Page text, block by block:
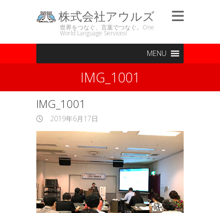
株式会社アウルズ
世界をつなぐ、言葉でつなぐ。One
World Language Services!
MENU
IMG_1001
IMG_1001
2019年6月17日